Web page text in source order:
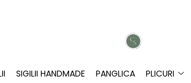
SIGILII HANDMADE PANGLICA PLICURI